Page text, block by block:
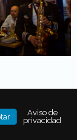
en la
Aviso de
privacidad